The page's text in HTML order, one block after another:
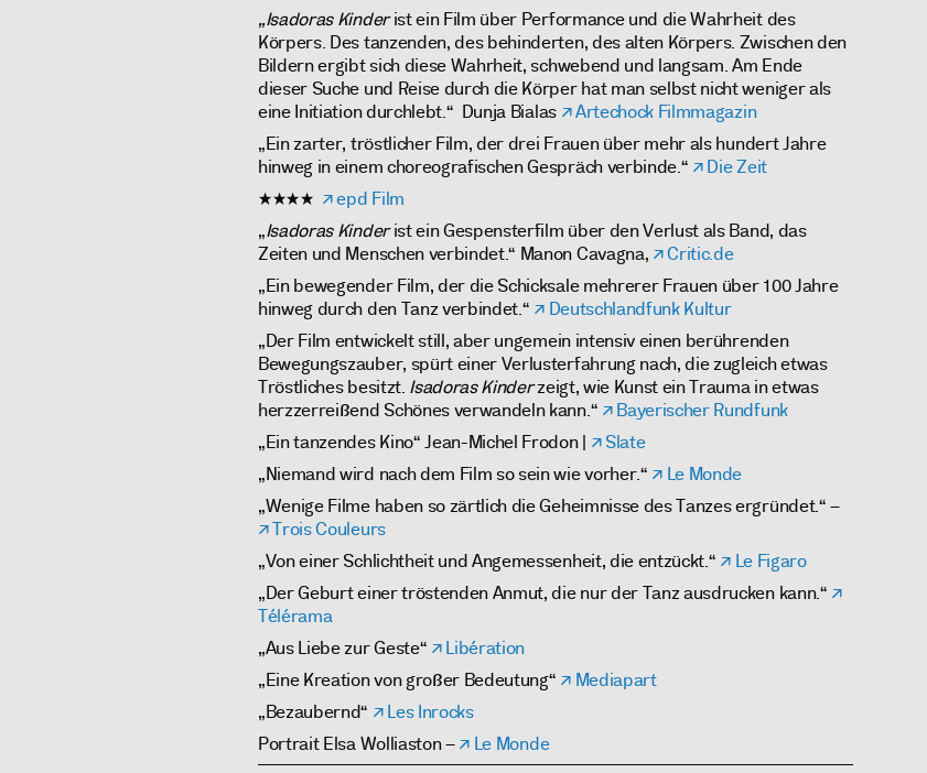
„Isadoras Kinderist ein Film über Perfor­mance und die Wahrheit des
Körpers. Des tanzenden, des behin­derten, des alten Körpers. Zwischen den
Bildern ergibt sich diese Wahrheit, schwebend und langsam. Am Ende
dieser Suche und Reise durch die Körper hat man selbst nicht weniger als
eine Initia­tion durchlebt.“ Dunja Bialas
Artechock Filmmagazin
„Ein zarter, tröstlicher Film, der drei Frauen über mehr als hundert Jahre
hinweg in einem choreografischen Gespräch verbinde.“
Die Zeit
★★★★
epd Film
„Isadoras Kinderist ein Gespensterfilm über den Verlust als Band, das
Zeiten und Menschen verbindet.“ Manon Cavagna,
Critic.de
„Ein bewegender Film, der die Schicksale mehrerer Frauen über 100 Jahre
hinweg durch den Tanz verbindet.“
Deutschlandfunk Kultur
„Der Film entwickelt still, aber ungemein intensiv einen berührenden
Bewegungszauber, spürt einer Verlusterfahrung nach, die zugleich etwas
Tröstliches besitzt. Isadoras Kinderzeigt, wie Kunst ein Trauma in etwas
herzzerreißend Schönes verwandeln kann.“
Bayerischer Rundfunk
„Ein tanzendes Kino“ Jean-Michel Frodon |
Slate
„Niemand wird nach dem Film so sein wie vorher.“
Le Monde
„Wenige Filme haben so zärtlich die Geheimnisse des Tanzes ergründet.“ –
Trois Couleurs
„Von einer Schlichtheit und Angemessenheit, die entzückt.“
Le Figaro
„Der Geburt einer tröstenden Anmut, die nur der Tanz ausdrucken kann.“
Télérama
„Aus Liebe zur Geste“
Libération
„Eine Kreation von großer Bedeutung“
Mediapart
„Bezaubernd“
Les Inrocks
Portrait Elsa Wolliaston –
Le Monde